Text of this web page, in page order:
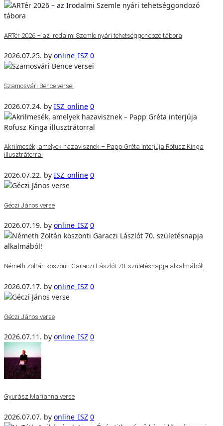
ARTér 2026 – az Irodalmi Szemle nyári tehetséggondozó tábora
2026.07.25. by online_ISZ 0
Szamosvári Bence versei
2026.07.24. by ISZ_online 0
Akrilmesék, amelyek hazavisznek – Papp Gréta interjúja Rofusz Kinga
illusztrátorral
2026.07.22. by ISZ_online 0
Géczi János verse
2026.07.19. by online_ISZ 0
Németh Zoltán köszönti Garaczi Lászlót 70. születésnapja alkalmából!
2026.07.17. by online_ISZ 0
Géczi János verse
2026.07.11. by online_ISZ 0
Gyurász Marianna verse
2026.07.07. by online_ISZ 0